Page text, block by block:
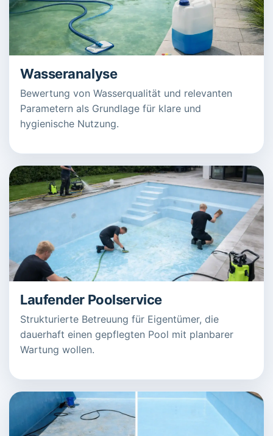
Wasseranalyse
Bewertung von Wasserqualität und relevanten
Parametern als Grundlage für klare und
hygienische Nutzung.
Laufender Poolservice
Strukturierte Betreuung für Eigentümer, die
dauerhaft einen gepflegten Pool mit planbarer
Wartung wollen.